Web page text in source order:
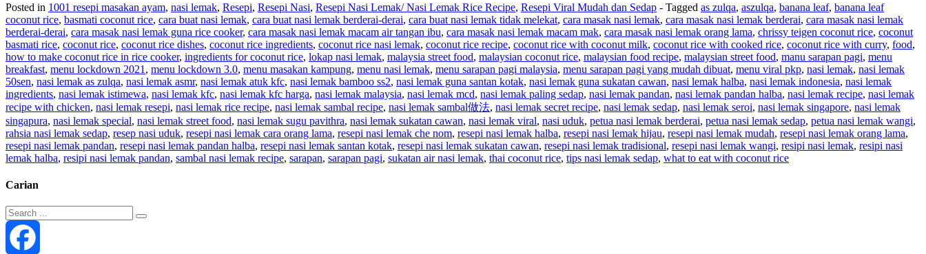
Posted in 1001 resepi masakan ayam, nasi lemak, Resepi, Resepi Nasi, Resepi Nasi Lemak/ Nasi Lemak Rice Recipe, Resepi Viral Mudah dan Sedap - Tagged as zulqa, aszulqa, banana leaf, banana leaf
coconut rice, basmati coconut rice, cara buat nasi lemak, cara buat nasi lemak berderai-derai, cara buat nasi lemak tidak melekat, cara masak nasi lemak, cara masak nasi lemak berderai, cara masak nasi lemak
berderai-derai, cara masak nasi lemak guna rice cooker, cara masak nasi lemak macam air tangan ibu, cara masak nasi lemak macam mak, cara masak nasi lemak orang lama, chrissy teigen coconut rice, coconut
basmati rice, coconut rice, coconut rice dishes, coconut rice ingredients, coconut rice nasi lemak, coconut rice recipe, coconut rice with coconut milk, coconut rice with cooked rice, coconut rice with curry, food,
how to make coconut rice in rice cooker, ingredients for coconut rice, lokap nasi lemak, malaysia street food, malaysian coconut rice, malaysian food recipe, malaysian street food, manu sarapan pagi, menu
breakfast, menu lockdown 2021 , menu lockdown 3.0, menu masakan kampung, menu nasi lemak, menu sarapan pagi malaysia, menu sarapan pagi yang mudah dibuat, menu viral pkp, nasi lemak, nasi lemak
50sen, nasi lemak as zulqa, nasi lemak asmr, nasi lemak atuk kfc, nasi lemak bamboo ss2, nasi lemak guna santan kotak, nasi lemak guna sukatan cawan, nasi lemak halba, nasi lemak indonesia, nasi lemak
ingredients, nasi lemak istimewa, nasi lemak kfc, nasi lemak kfc harga, nasi lemak malaysia, nasi lemak mcd, nasi lemak paling sedap, nasi lemak pandan, nasi lemak pandan halba, nasi lemak recipe, nasi lemak
recipe with chicken, nasi lemak resepi, nasi lemak rice recipe, nasi lemak sambal recipe, nasi lemak sambal做法, nasi lemak secret recipe, nasi lemak sedap, nasi lemak seroi, nasi lemak singapore, nasi lemak
singapura, nasi lemak special, nasi lemak street food, nasi lemak sugu pavithra, nasi lemak sukatan cawan, nasi lemak viral, nasi uduk, petua nasi lemak berderai, petua nasi lemak sedap, petua nasi lemak wangi,
rahsia nasi lemak sedap, resep nasi uduk, resepi nasi lemak cara orang lama, resepi nasi lemak che nom, resepi nasi lemak halba, resepi nasi lemak hijau, resepi nasi lemak mudah, resepi nasi lemak orang lama,
resepi nasi lemak pandan, resepi nasi lemak pandan halba, resepi nasi lemak santan kotak, resepi nasi lemak sukatan cawan, resepi nasi lemak tradisional, resepi nasi lemak wangi, resipi nasi lemak, resipi nasi
lemak halba, resipi nasi lemak pandan, sambal nasi lemak recipe, sarapan, sarapan pagi, sukatan air nasi lemak, thai coconut rice, tips nasi lemak sedap, what to eat with coconut rice
Carian